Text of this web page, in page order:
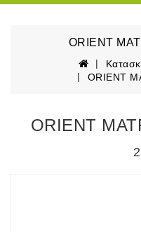
ORIENT
ORIENT
ORIENT